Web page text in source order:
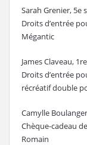
Sarah Grenier, 5e
Droits d’entrée
Mégantic
James Claveau,
Droits d’entrée
récréatif double
Camylle
Chèque-cadeau
Romain